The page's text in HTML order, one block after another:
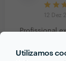
Utilizamos
12 Dez
Profissional